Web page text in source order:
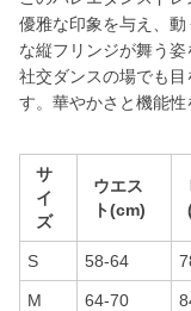
優雅な印象を与え、
な縦フリンジが舞う姿
社交ダンスの場でも
す。華やかさと機能性
サ
イ
ズ
ウエス
ト(cm)
S 58-64
M 64-70